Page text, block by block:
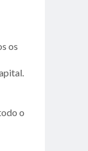
os
o